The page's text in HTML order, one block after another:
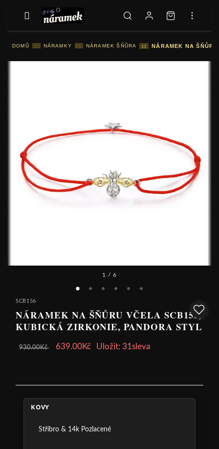
DOMŮ :: NÁRAMKY :: NÁRAMEK ŠŇŮRA :: NÁRAMEK NA
1 / 6
SCB156
NÁRAMEK NA ŠŇŮRU VČELA SCB156,
KUBICKÁ ZIRKONIE, PANDORA STYL
930.00Kč 639.00Kč Uložit: 31sleva
KOVY
Stříbro & 14k Pozlacené